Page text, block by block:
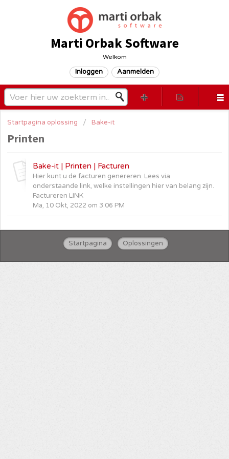
Marti Orbak Software
Welkom
Inloggen Aanmelden
Startpagina oplossing Bake-it
Printen
Bake-it | Printen | Facturen
Hier kunt u de facturen genereren. Lees via
onderstaande link, welke instellingen hier van belang zijn.
Factureren LINK
Ma, 10 Okt, 2022 om 3:06 PM
Startpagina Oplossingen